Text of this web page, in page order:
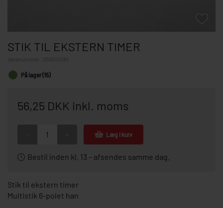
STIK TIL EKSTERN TIMER
055510061
På lager (15)
56,25 DKK inkl. moms
Læg i kurv
Bestil inden kl. 13 – afsendes samme dag.
Stik til ekstern timer
Multistik 6-polet han